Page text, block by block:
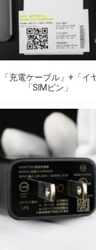
「充電ケーブル」+「イ
「SIMピン」